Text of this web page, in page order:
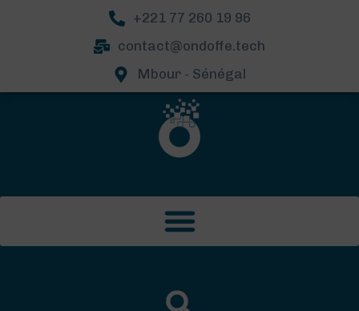
+221 77 260 19 96
contact@ondoffe.tech
Mbour - Sénégal